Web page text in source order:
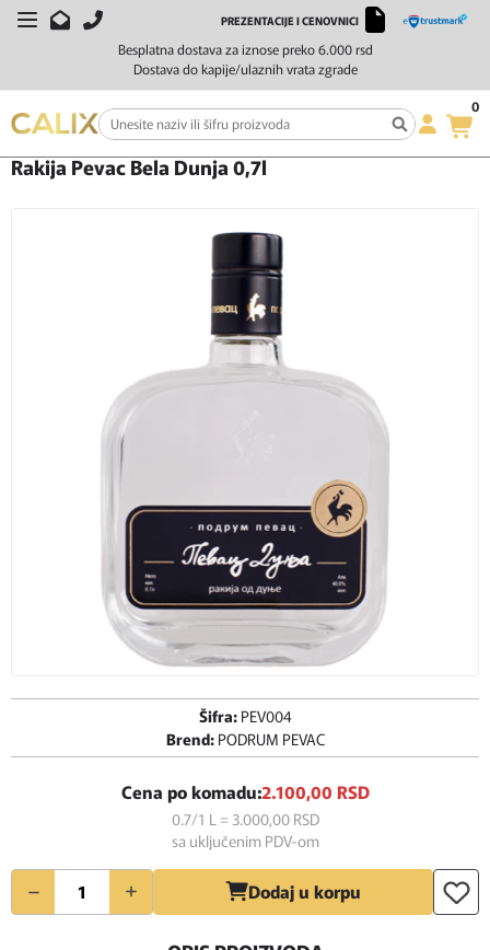
Besplatna dostava za iznose preko 6.000 rsd
Dostava do kapije/ulaznih vrata zgrade
PREZENTACIJE I CENOVNICI
0
Početna Žestoka pića Rakija Rakija Pevac Bela Dunja 0,7l
Rakija Pevac Bela Dunja 0,7l
Šifra: PEV004
Brend: PODRUM PEVAC
Cena po komadu:2.100,00 RSD
0.7/1 L = 3.000,00 RSD
sa uključenim PDV-om
Količina Dodaj u korpu